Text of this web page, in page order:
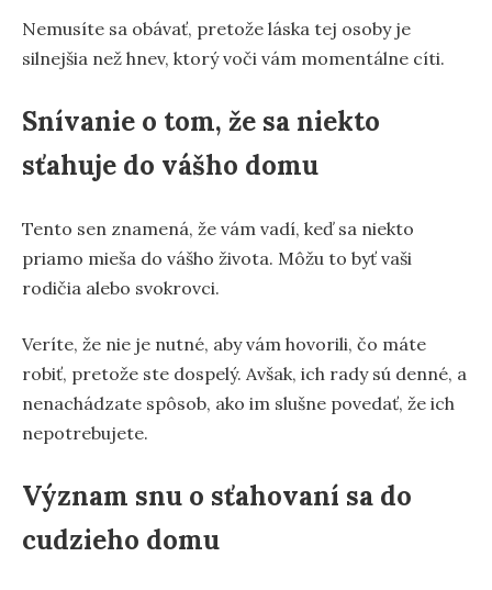
Nemusíte sa obávať, pretože láska tej osoby je
silnejšia než hnev, ktorý voči vám momentálne cíti.
Snívanie o tom, že sa niekto
sťahuje do vášho domu
Tento sen znamená, že vám vadí, keď sa niekto
priamo mieša do vášho života. Môžu to byť vaši
rodičia alebo svokrovci.
Veríte, že nie je nutné, aby vám hovorili, čo máte
robiť, pretože ste dospelý. Avšak, ich rady sú denné, a
nenachádzate spôsob, ako im slušne povedať, že ich
nepotrebujete.
Význam snu o sťahovaní sa do
cudzieho domu